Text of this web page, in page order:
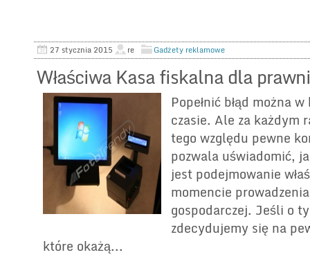
27 stycznia 2015 re Gadżety reklamowe
Właściwa Kasa fiskalna dla
Popełnić błąd można
czasie. Ale za każdym
tego względu pewne
pozwala uświadomić,
jest podejmowanie
momencie
gospodarczej. Jeśli o
zdecydujemy się na
które okażą...